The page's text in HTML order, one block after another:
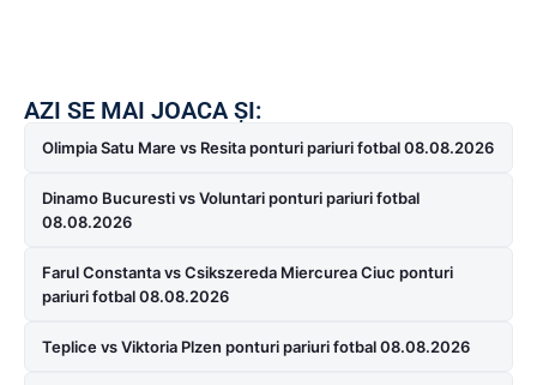
AZI SE MAI JOACA ȘI:
Olimpia Satu Mare vs Resita ponturi pariuri fotbal 08.08.2026
Dinamo Bucuresti vs Voluntari ponturi pariuri fotbal
08.08.2026
Farul Constanta vs Csikszereda Miercurea Ciuc ponturi
pariuri fotbal 08.08.2026
Teplice vs Viktoria Plzen ponturi pariuri fotbal 08.08.2026